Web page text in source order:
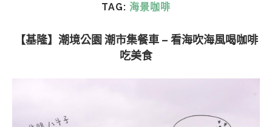
TAG: 海景咖啡
【基隆】潮境公園 潮市集餐車 – 看海吹海風喝咖啡
吃美食